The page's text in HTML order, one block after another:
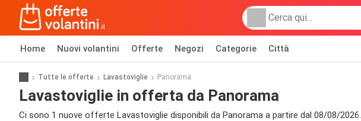
Home Nuovi volantini Offerte Negozi Categorie Città
Tutte le offerte Lavastoviglie Panorama
Lavastoviglie in offerta da Panorama
Ci sono 1 nuove offerte Lavastoviglie disponibili da Panorama a partire dal 08/08/2026.